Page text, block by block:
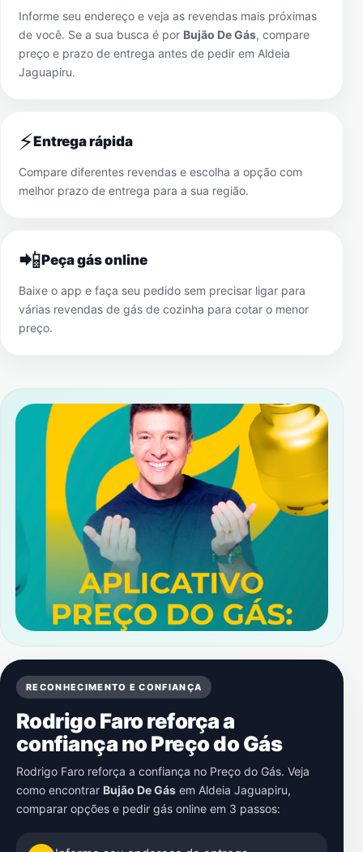
Informe seu endereço e veja as revendas mais próximas
de você. Se a sua busca é por Bujão De Gás, compare
preço e prazo de entrega antes de pedir em Aldeia
Jaguapiru.
⚡Entrega rápida
Compare diferentes revendas e escolha a opção com
melhor prazo de entrega para a sua região.
📲Peça gás online
Baixe o app e faça seu pedido sem precisar ligar para
várias revendas de gás de cozinha para cotar o menor
preço.
RECONHECIMENTO E CONFIANÇA
Rodrigo Faro reforça a
confiança no Preço do Gás
Rodrigo Faro reforça a confiança no Preço do Gás. Veja
como encontrar Bujão De Gás em Aldeia Jaguapiru,
comparar opções e pedir gás online em 3 passos: